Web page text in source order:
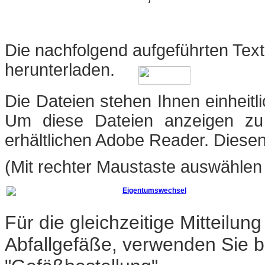
Die nachfolgend aufgeführten
herunterladen.
Die Dateien stehen Ihnen
Um diese Dateien anzeigen
erhältlichen Adobe Reader.
(Mit rechter Maustaste
Eigentumswechsel
Für die gleichzeitige
Abfallgefäße, verwenden Sie